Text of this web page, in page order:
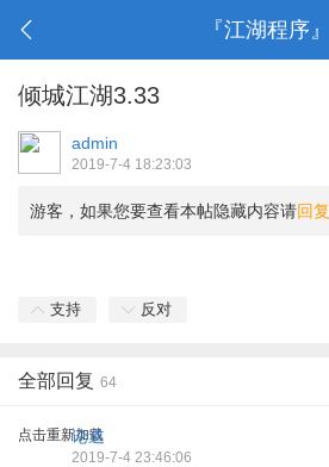
『江湖程序』
倾城江湖3.33
admin
2019-7-4 18:23:03
游客，如果您要查看本帖隐藏内容请回复
支持 反对
全部回复 64
点击重新加载
论道
2019-7-4 23:46:06